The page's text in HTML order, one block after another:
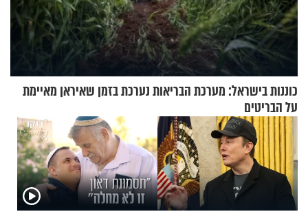
כוננות בישראל: מערכת הבריאות נערכת בזמן שאיראן מאיימת
על הבריטים